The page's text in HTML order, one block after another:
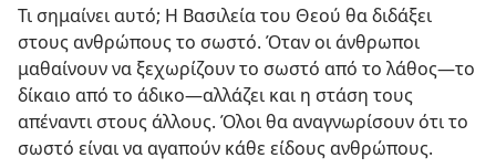
Τι σημαίνει αυτό; Η Βασιλεία του Θεού θα διδάξει
στους ανθρώπους το σωστό. Όταν οι άνθρωποι
μαθαίνουν να ξεχωρίζουν το σωστό από το λάθος​—το
δίκαιο από το άδικο—​αλλάζει και η στάση τους
απέναντι στους άλλους. Όλοι θα αναγνωρίσουν ότι το
σωστό είναι να αγαπούν κάθε είδους ανθρώπους.